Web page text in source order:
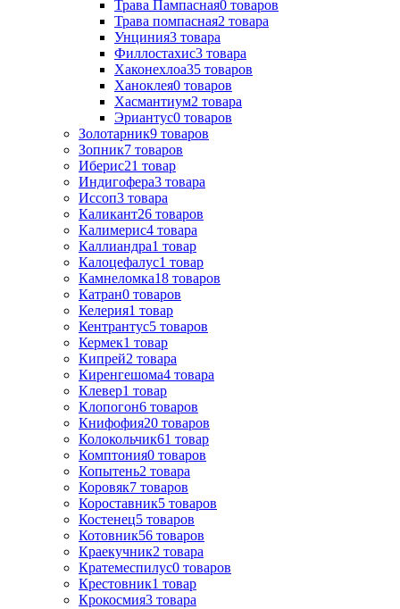
Трава Пампасная0 товаров
Трава помпасная2 товара
Унциния3 товара
Филлостахис3 товара
Хаконехлоа35 товаров
Ханоклея0 товаров
Хасмантиум2 товара
Эриантус0 товаров
Золотарник9 товаров
Зопник7 товаров
Иберис21 товар
Индигофера3 товара
Иссоп3 товара
Каликант26 товаров
Калимерис4 товара
Каллиандра1 товар
Калоцефалус1 товар
Камнеломка18 товаров
Катран0 товаров
Келерия1 товар
Кентрантус5 товаров
Кермек1 товар
Кипрей2 товара
Киренгешома4 товара
Клевер1 товар
Клопогон6 товаров
Книфофия20 товаров
Колокольчик61 товар
Комптония0 товаров
Копытень2 товара
Коровяк7 товаров
Короставник5 товаров
Костенец5 товаров
Котовник56 товаров
Краекучник2 товара
Кратемеспилус0 товаров
Крестовник1 товар
Крокосмия3 товара